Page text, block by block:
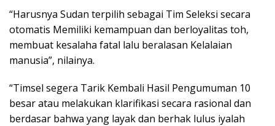
“Harusnya Sudan terpilih sebagai Tim Seleksi secara
otomatis Memiliki kemampuan dan berloyalitas toh,
membuat kesalaha fatal lalu beralasan Kelalaian
manusia”, nilainya.
“Timsel segera Tarik Kembali Hasil Pengumuman 10
besar atau melakukan klarifikasi secara rasional dan
berdasar bahwa yang layak dan berhak lulus iyalah